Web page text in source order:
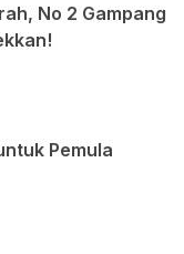
No 2 Gampang
Pemula